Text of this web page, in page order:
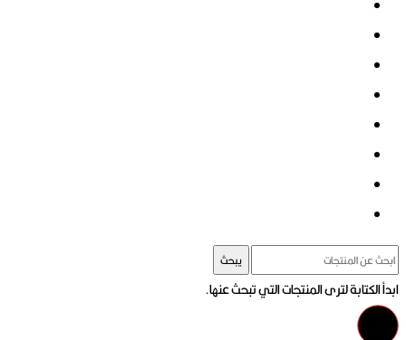
يبحث
ابدأ الكتابة لترى المنتجات التي تبحث عنها.